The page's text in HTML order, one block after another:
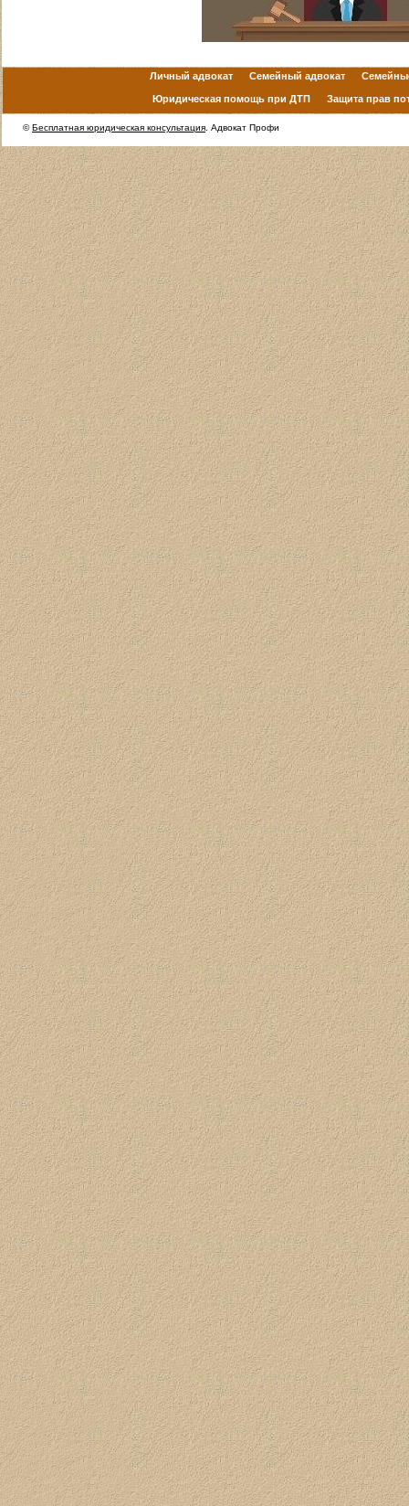
Личный адвокат Семейный адвокат
Юридическая помощь при ДТП Защита прав
©Бесплатная юридическая консультация . Адвокат Профи